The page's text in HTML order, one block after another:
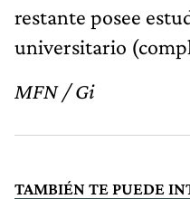
restante posee
universitario
MFN / Gi
TAMBIÉN TE PUEDE